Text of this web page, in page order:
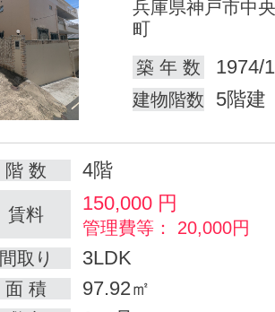
兵庫県神戸市中
町
築 年 数
1974/
建物階数 5階建
階 数 4階
賃料 150,000 円
管理費等： 20,000円
間取り
3LDK
面 積 97.92㎡